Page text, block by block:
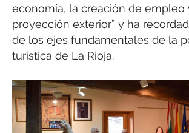
economía, la creación de empleo
proyección exterior” y ha
de los ejes fundamentales de la
turística de La Rioja.